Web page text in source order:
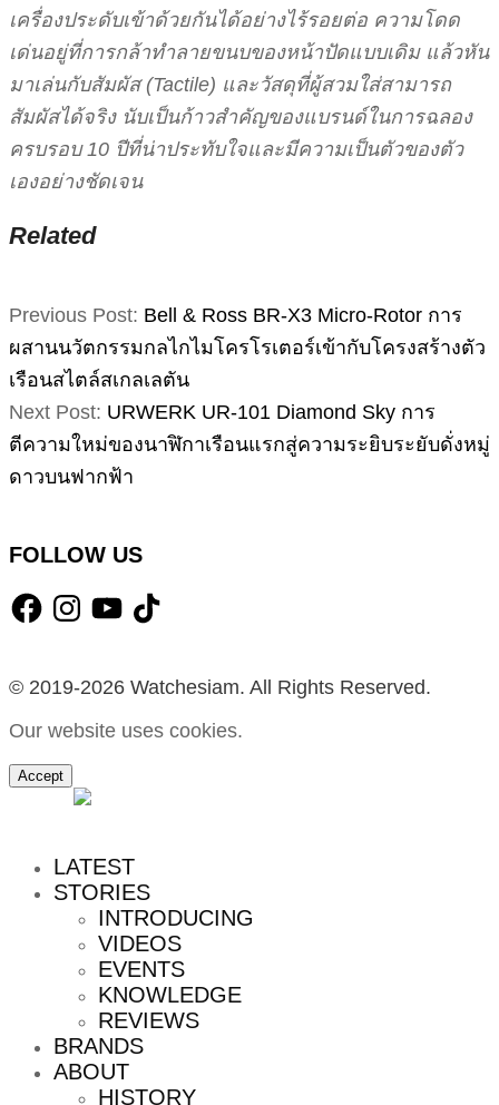
เครื่องประดับเข้าด้วยกันได้อย่างไร้รอยต่อ ความโดด
เด่นอยู่ที่การกล้าทำลายขนบของหน้าปัดแบบเดิม แล้วหัน
มาเล่นกับสัมผัส (Tactile) และวัสดุที่ผู้สวมใส่สามารถ
สัมผัสได้จริง นับเป็นก้าวสำคัญของแบรนด์ในการฉลอง
ครบรอบ 10 ปีที่น่าประทับใจและมีความเป็นตัวของตัว
เองอย่างชัดเจน
Related
2026-
07
Previous Post: Bell & Ross BR-X3 Micro-Rotor การ
ผสานนวัตกรรมกลไกไมโครโรเตอร์เข้ากับโครงสร้างตัว
เรือนสไตล์สเกลเลตัน
Next Post: URWERK UR-101 Diamond Sky การ
ตีความใหม่ของนาฬิกาเรือนแรกสู่ความระยิบระยับดั่งหมู่
ดาวบนฟากฟ้า
FOLLOW US
FacebookInstagramYouTube
TikTok
© 2019-2026 Watchesiam. All Rights Reserved.
Our website uses cookies.
Accept
LATEST
STORIES
INTRODUCING
VIDEOS
EVENTS
KNOWLEDGE
REVIEWS
BRANDS
ABOUT
HISTORY